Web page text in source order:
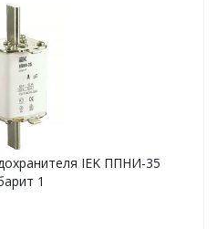
IEK ППНИ-35
1